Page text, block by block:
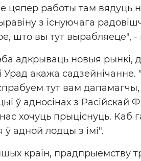
цяпер работы там вядуць
з існуючага
што вы тут вырабляеце", -
адкрываць новыя рынкі,
Урад акажа
тут вам
ў адносінах з Расійскай
хочуць прыціснуць.
адной лодцы з імі".
краін, прадпрыемству